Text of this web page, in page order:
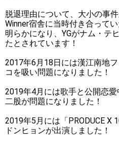
脱退理由について、大小の事
Winner宿舎に当時付き合って
明らかになり、YGがナム・テ
たとされています！
2017年6月18日には漢江南地
コを吸い問題になりました！
2019年4月には歌手と公開恋愛
二股が問題になりました！
2019年5月には「PRODUCE X
ドンヒョンが出演しました！